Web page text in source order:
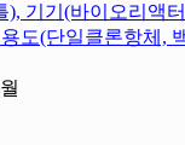
), 기기(바이오리액
도(단일클론항체,